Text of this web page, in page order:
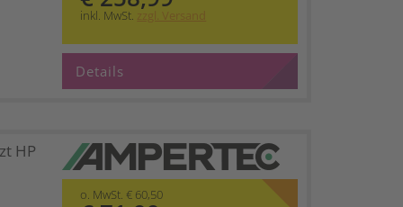
inkl. MwSt. zzgl. Versand
Details
HP
o. MwSt. € 60,50